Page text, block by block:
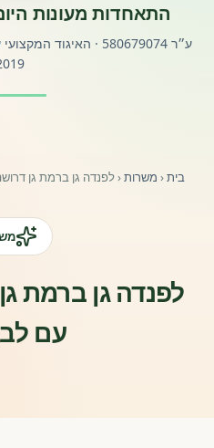
פורטל לוח מודעות דרושים עובדים
השתלמויות וקורסים לגננות ולצוותי חינוך |
רישום חבר חדש
התאחדות מעונות
ע״ר 580679074 ·
בית‹ משרות‹לפנדה גן ברמת גן
לפנדה גן ברמת
עם